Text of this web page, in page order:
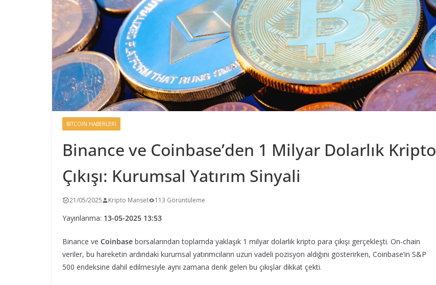
BITCOIN HABERLERI
Binance ve Coinbase’den 1 Milyar Dolarlık Kripto
Çıkışı: Kurumsal Yatırım Sinyali
21/05/2025 Kripto Manset 113 Görüntüleme
Yayınlanma: 13-05-2025 13:53
Binance ve Coinbase borsalarından toplamda yaklaşık 1 milyar dolarlık kripto para çıkışı gerçekleşti. On-chain
veriler, bu hareketin ardındaki kurumsal yatırımcıların uzun vadeli pozisyon aldığını gösterirken, Coinbase’in S&P
500 endeksine dahil edilmesiyle aynı zamana denk gelen bu çıkışlar dikkat çekti.